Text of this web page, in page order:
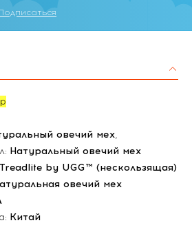
овечий мех,
Натуральный овечий мех
Treadlite by UGG™ (нескользящая)
овечий мех
Китай